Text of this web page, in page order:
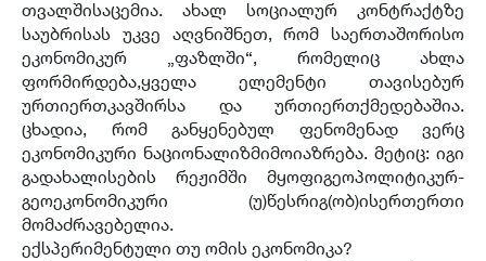
თვალშისაცემია. ახალ სოციალურ კონტრაქტზე
საუბრისას უკვე აღვნიშნეთ, რომ საერთაშორისო
ეკონომიკურ „ფაზლში“, რომელიც ახლა
ფორმირდება,ყველა ელემენტი თავისებურ
ურთიერთკავშირსა და ურთიერთქმედებაშია.
ცხადია, რომ განყენებულ ფენომენად ვერც
ეკონომიკური ნაციონალიზმიმოიაზრება. მეტიც: იგი
გადახალისების რეჟიმში მყოფიგეოპოლიტიკურ-
გეოეკონომიკური (უ)წესრიგ(ობ)ისერთერთი
მომაძრავებელია.
ექსპერიმენტული თუ ომის ეკონომიკა?